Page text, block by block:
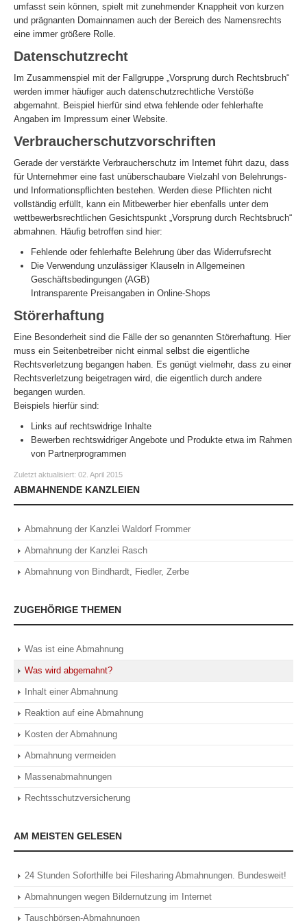
umfasst sein können, spielt mit zunehmender Knappheit von kurzen
und prägnanten Domainnamen auch der Bereich des Namensrechts
eine immer größere Rolle.
Datenschutzrecht
Im Zusammenspiel mit der Fallgruppe „Vorsprung durch Rechtsbruch“
werden immer häufiger auch datenschutzrechtliche Verstöße
abgemahnt. Beispiel hierfür sind etwa fehlende oder fehlerhafte
Angaben im Impressum einer Website.
Verbraucherschutzvorschriften
Gerade der verstärkte Verbraucherschutz im Internet führt dazu, dass
für Unternehmer eine fast unüberschaubare Vielzahl von Belehrungs-
und Informationspflichten bestehen. Werden diese Pflichten nicht
vollständig erfüllt, kann ein Mitbewerber hier ebenfalls unter dem
wettbewerbsrechtlichen Gesichtspunkt „Vorsprung durch Rechtsbruch“
abmahnen. Häufig betroffen sind hier:
Fehlende oder fehlerhafte Belehrung über das Widerrufsrecht
Die Verwendung unzulässiger Klauseln in Allgemeinen
Geschäftsbedingungen (AGB)
Intransparente Preisangaben in Online-Shops
Störerhaftung
Eine Besonderheit sind die Fälle der so genannten Störerhaftung. Hier
muss ein Seitenbetreiber nicht einmal selbst die eigentliche
Rechtsverletzung begangen haben. Es genügt vielmehr, dass zu einer
Rechtsverletzung beigetragen wird, die eigentlich durch andere
begangen wurden.
Beispiels hierfür sind:
Links auf rechtswidrige Inhalte
Bewerben rechtswidriger Angebote und Produkte etwa im Rahmen
von Partnerprogrammen
Zuletzt aktualisiert: 02. April 2015
ABMAHNENDE KANZLEIEN
Abmahnung der Kanzlei Waldorf Frommer
Abmahnung der Kanzlei Rasch
Abmahnung von Bindhardt, Fiedler, Zerbe
ZUGEHÖRIGE THEMEN
Was ist eine Abmahnung
Was wird abgemahnt?
Inhalt einer Abmahnung
Reaktion auf eine Abmahnung
Kosten der Abmahnung
Abmahnung vermeiden
Massenabmahnungen
Rechtsschutzversicherung
AM MEISTEN GELESEN
24 Stunden Soforthilfe bei Filesharing Abmahnungen. Bundesweit!
Abmahnungen wegen Bildernutzung im Internet
Tauschbörsen-Abmahnungen